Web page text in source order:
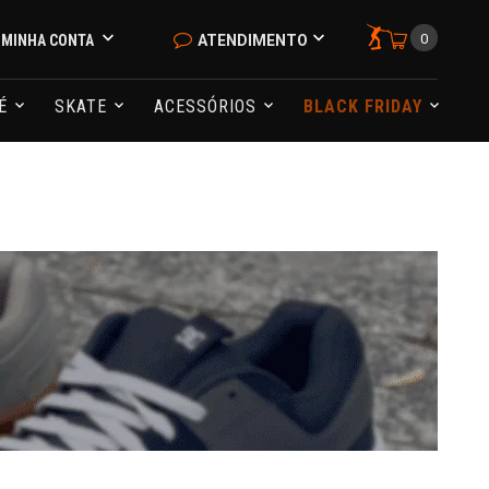
MINHA CONTA ATENDIMENTO 0
SKATE ACESSÓRIOS BLACK FRIDAY